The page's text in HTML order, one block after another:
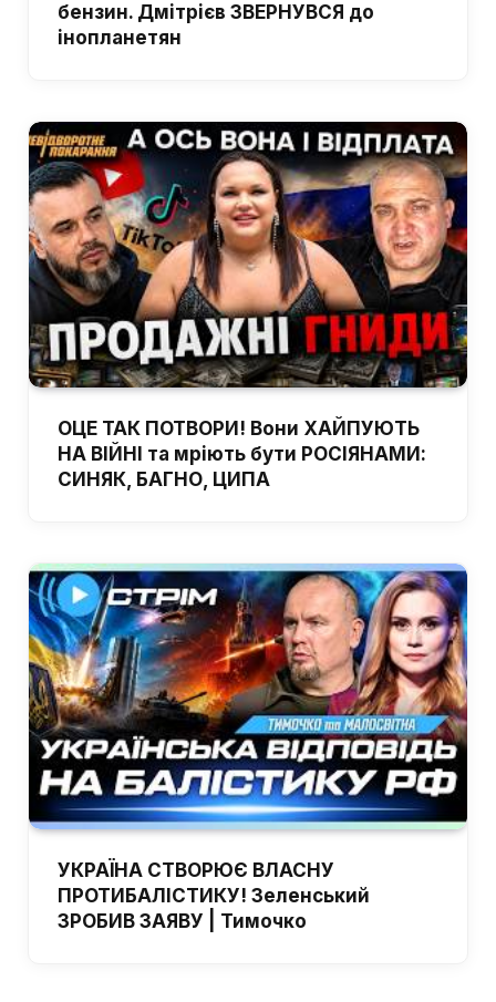
бензин. Дмітрієв ЗВЕРНУВСЯ до
інопланетян
ОЦЕ ТАК ПОТВОРИ! Вони ХАЙПУЮТЬ
НА ВІЙНІ та мріють бути РОСІЯНАМИ:
СИНЯК, БАГНО, ЦИПА
УКРАЇНА СТВОРЮЄ ВЛАСНУ
ПРОТИБАЛІСТИКУ! Зеленський
ЗРОБИВ ЗАЯВУ | Тимочко